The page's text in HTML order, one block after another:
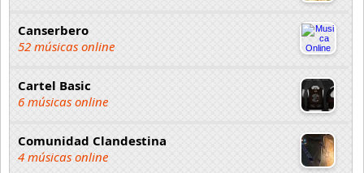
Canserbero
52 músicas online
Cartel Basic
6 músicas online
Comunidad Clandestina
4 músicas online